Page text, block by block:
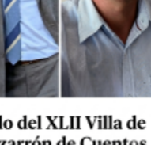
29 julio, 2026